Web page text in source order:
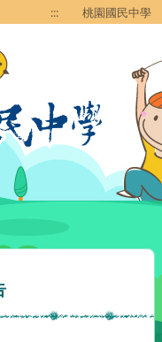
::: 桃園國民中學